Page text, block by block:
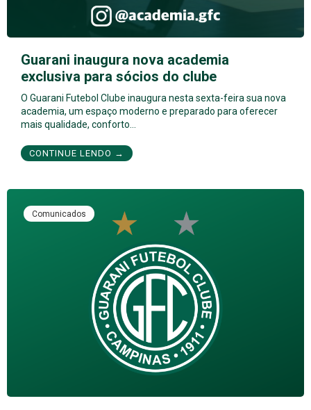
Guarani inaugura nova academia
exclusiva para sócios do clube
O Guarani Futebol Clube inaugura nesta sexta-feira sua nova
academia, um espaço moderno e preparado para oferecer
mais qualidade, conforto…
CONTINUE LENDO →
Comunicados